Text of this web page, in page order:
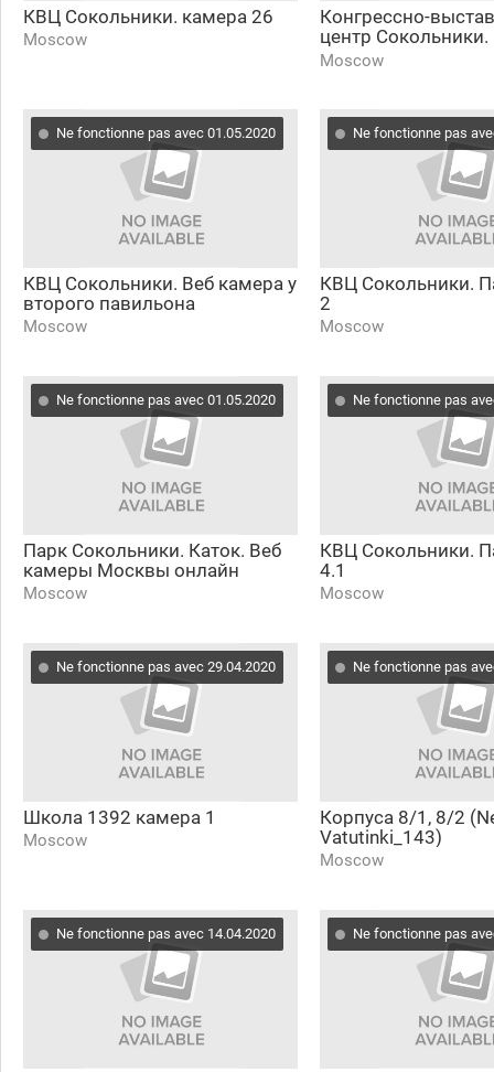
КВЦ Сокольники. камера 26
Moscow
Конгрессно-
центр
павильон
Moscow
Ne fonctionne pas avec 01.05.2020
КВЦ Сокольники. Веб камера у
второго павильона
Moscow
Ne fonctionne pas
КВЦ Сокольники.
2
Moscow
Ne fonctionne pas avec 01.05.2020
Парк Сокольники. Каток. Веб
камеры Москвы онлайн
Moscow
Ne fonctionne pas
КВЦ Сокольники.
4.1
Moscow
Ne fonctionne pas avec 29.04.2020
Школа 1392 камера 1
Moscow
Ne fonctionne pas
Корпуса 8/1, 8/2
Vatutinki_143)
Moscow
Ne fonctionne pas avec 14.04.2020 Ne fonctionne pas